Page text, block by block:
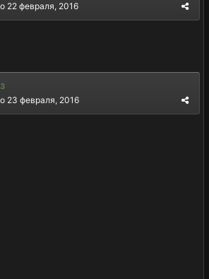
22 февраля, 2016
23 февраля, 2016